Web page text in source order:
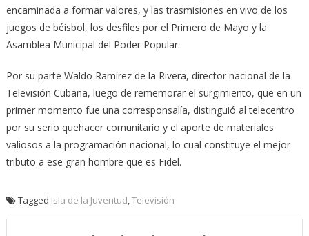
encaminada a formar valores, y las trasmisiones en vivo de los
juegos de béisbol, los desfiles por el Primero de Mayo y la
Asamblea Municipal del Poder Popular.
Por su parte Waldo Ramírez de la Rivera, director nacional de la
Televisión Cubana, luego de rememorar el surgimiento, que en un
primer momento fue una corresponsalía, distinguió al telecentro
por su serio quehacer comunitario y el aporte de materiales
valiosos a la programación nacional, lo cual constituye el mejor
tributo a ese gran hombre que es Fidel.
Tagged Isla de la Juventud,Televisión